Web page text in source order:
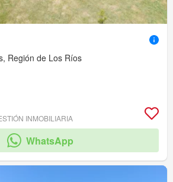
Región de Los Ríos
INMOBILIARIA
WhatsApp